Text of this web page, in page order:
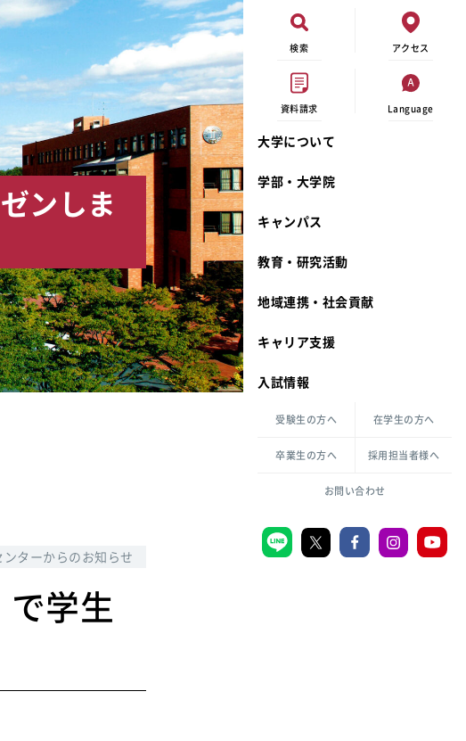
検索 アクセス
資料請求 Language
大学について
宮城学院 校歌
礼拝堂
カリキュラム・ポリシー
倫理憲章
ハラスメントの防止
共生のための多様性宣言
学部・大学院
生活文化デザイン学科
一般教育課程
キャンパス
奨学金
大学祭
キャンパスメンバーズ
教職センター
学芸員課程
図書館司書課程
教育・研究活動動物実験に関する情報公開
キリスト教文化研究所
生活環境科学研究所
地域連携・社会貢献
カリキュラム・入室方法
キャリア支援
入試情報
受験生の方へ 在学生の方へ
卒業生の方へ 採用担当者様へ
お問い合わせ
ンしま
ンターからのお知らせ
学生